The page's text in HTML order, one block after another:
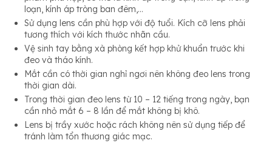
loạn, kính áp tròng ban đêm,…
Sử dụng lens cần phù hợp với độ tuổi. Kích cỡ lens phải
tương thích với kích thước nhãn cầu.
Vệ sinh tay bằng xà phòng kết hợp khử khuẩn trước khi
đeo và tháo kính.
Mắt cần có thời gian nghỉ ngơi nên không đeo lens trong
thời gian dài.
Trong thời gian đeo lens từ 10 – 12 tiếng trong ngày, bạn
cần nhỏ mắt 6 – 8 lần để mắt không bị khô.
Lens bị trầy xước hoặc rách không nên sử dụng tiếp để
tránh làm tổn thương giác mạc.